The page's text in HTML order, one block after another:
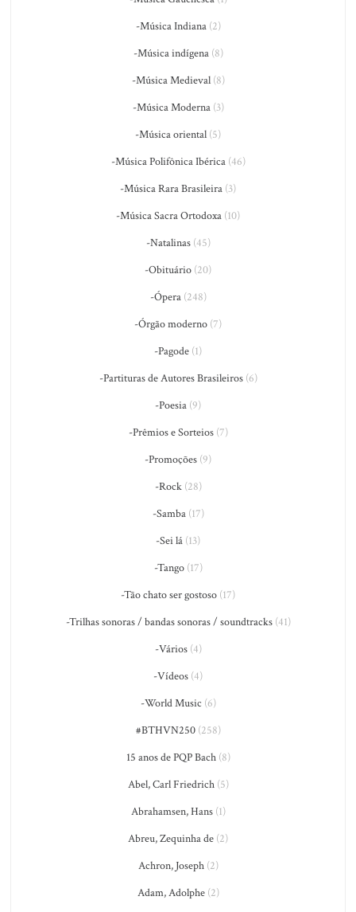
-Música Indiana(2)
-Música indígena(8)
-Música Medieval(8)
-Música Moderna(3)
-Música oriental (5)
-Música Polifônica Ibérica(46)
-Música Rara Brasileira (3)
-Música Sacra Ortodoxa (10)
-Natalinas(45)
-Obituário (20)
-Ópera(248)
-Órgão moderno (7)
-Pagode (1)
-Partituras de Autores Brasileiros(6)
-Poesia (9)
-Prêmios e Sorteios(7)
-Promoções (9)
-Rock(28)
-Samba(17)
-Sei lá (13)
-Tango(17)
-Tão chato ser gostoso (17)
-Trilhas sonoras / bandas sonoras / soundtracks(41)
-Vários(4)
-Vídeos (4)
-World Music (6)
#BTHVN250(258)
15 anos de PQP Bach(8)
Abel, Carl Friedrich(5)
Abrahamsen, Hans(1)
Abreu, Zequinha de (2)
Achron, Joseph(2)
Adam, Adolphe(2)